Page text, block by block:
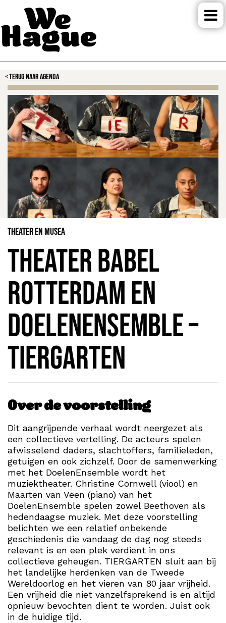
TERUG NAAR AGENDA
Theater en Musea
Theater Babel
Rotterdam en
DoelenEnsemble –
TIERGARTEN
Over de voorstelling
Dit aangrijpende verhaal wordt neergezet als
een collectieve vertelling. De acteurs spelen
afwisselend daders, slachtoffers, familieleden,
getuigen en ook zichzelf. Door de samenwerking
met het DoelenEnsemble wordt het
muziektheater. Christine Cornwell (viool) en
Maarten van Veen (piano) van het
DoelenEnsemble spelen zowel Beethoven als
hedendaagse muziek. Met deze voorstelling
belichten we een relatief onbekende
geschiedenis die vandaag de dag nog steeds
relevant is en een plek verdient in ons
collectieve geheugen. TIERGARTEN sluit aan bij
het landelijke herdenken van de Tweede
Wereldoorlog en het vieren van 80 jaar vrijheid.
Een vrijheid die niet vanzelfsprekend is en altijd
opnieuw bevochten dient te worden. Juist ook
in de huidige tijd.